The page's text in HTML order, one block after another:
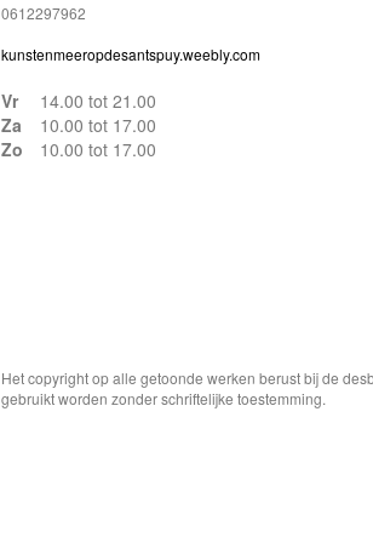
0612297962
kunstenmeeropdesantspuy.weebly.com
Vr
14.00 tot 21.00
Za
10.00 tot 17.00
Zo
10.00 tot 17.00
Het copyright op alle getoonde werken berust bij de
gebruikt worden zonder schriftelijke toestemming.